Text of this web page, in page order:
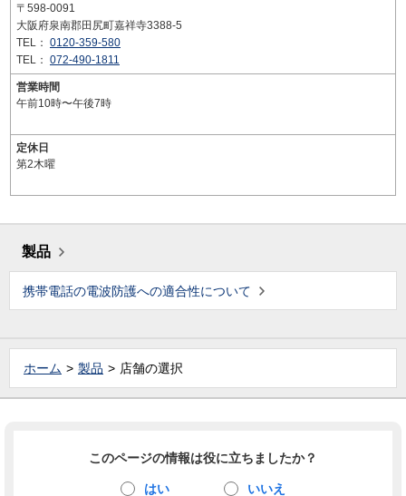
〒598-0091
大阪府泉南郡田尻町嘉祥寺3388-5
TEL： 0120-359-580
TEL： 072-490-1811
営業時間
午前10時〜午後7時
定休日
第2木曜
製品
携帯電話の電波防護への適合性について
ホーム 製品 店舗の選択
このページの情報は役に立ちましたか？
はい いいえ